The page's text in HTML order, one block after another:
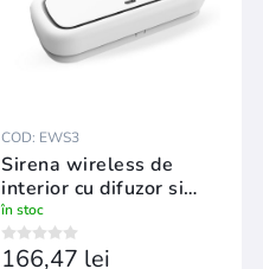
COD: EWS3
Sirena wireless de
interior cu difuzor si
indicator led integrate
în stoc
166,47 lei